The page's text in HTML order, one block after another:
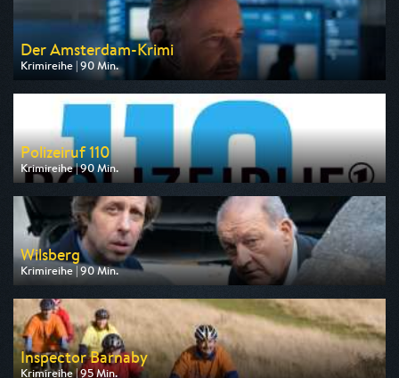
Der Amsterdam-Krimi
Krimireihe | 90 Min.
Ausgestrahlt von ARD
am 13.08.2026, 20:15
Polizeiruf 110
Krimireihe | 90 Min.
Ausgestrahlt von MDR
am 10.08.2026, 20:15
Wilsberg
Krimireihe | 90 Min.
Ausgestrahlt von ZDF neo
am 12.08.2026, 20:15
Inspector Barnaby
Krimireihe | 95 Min.